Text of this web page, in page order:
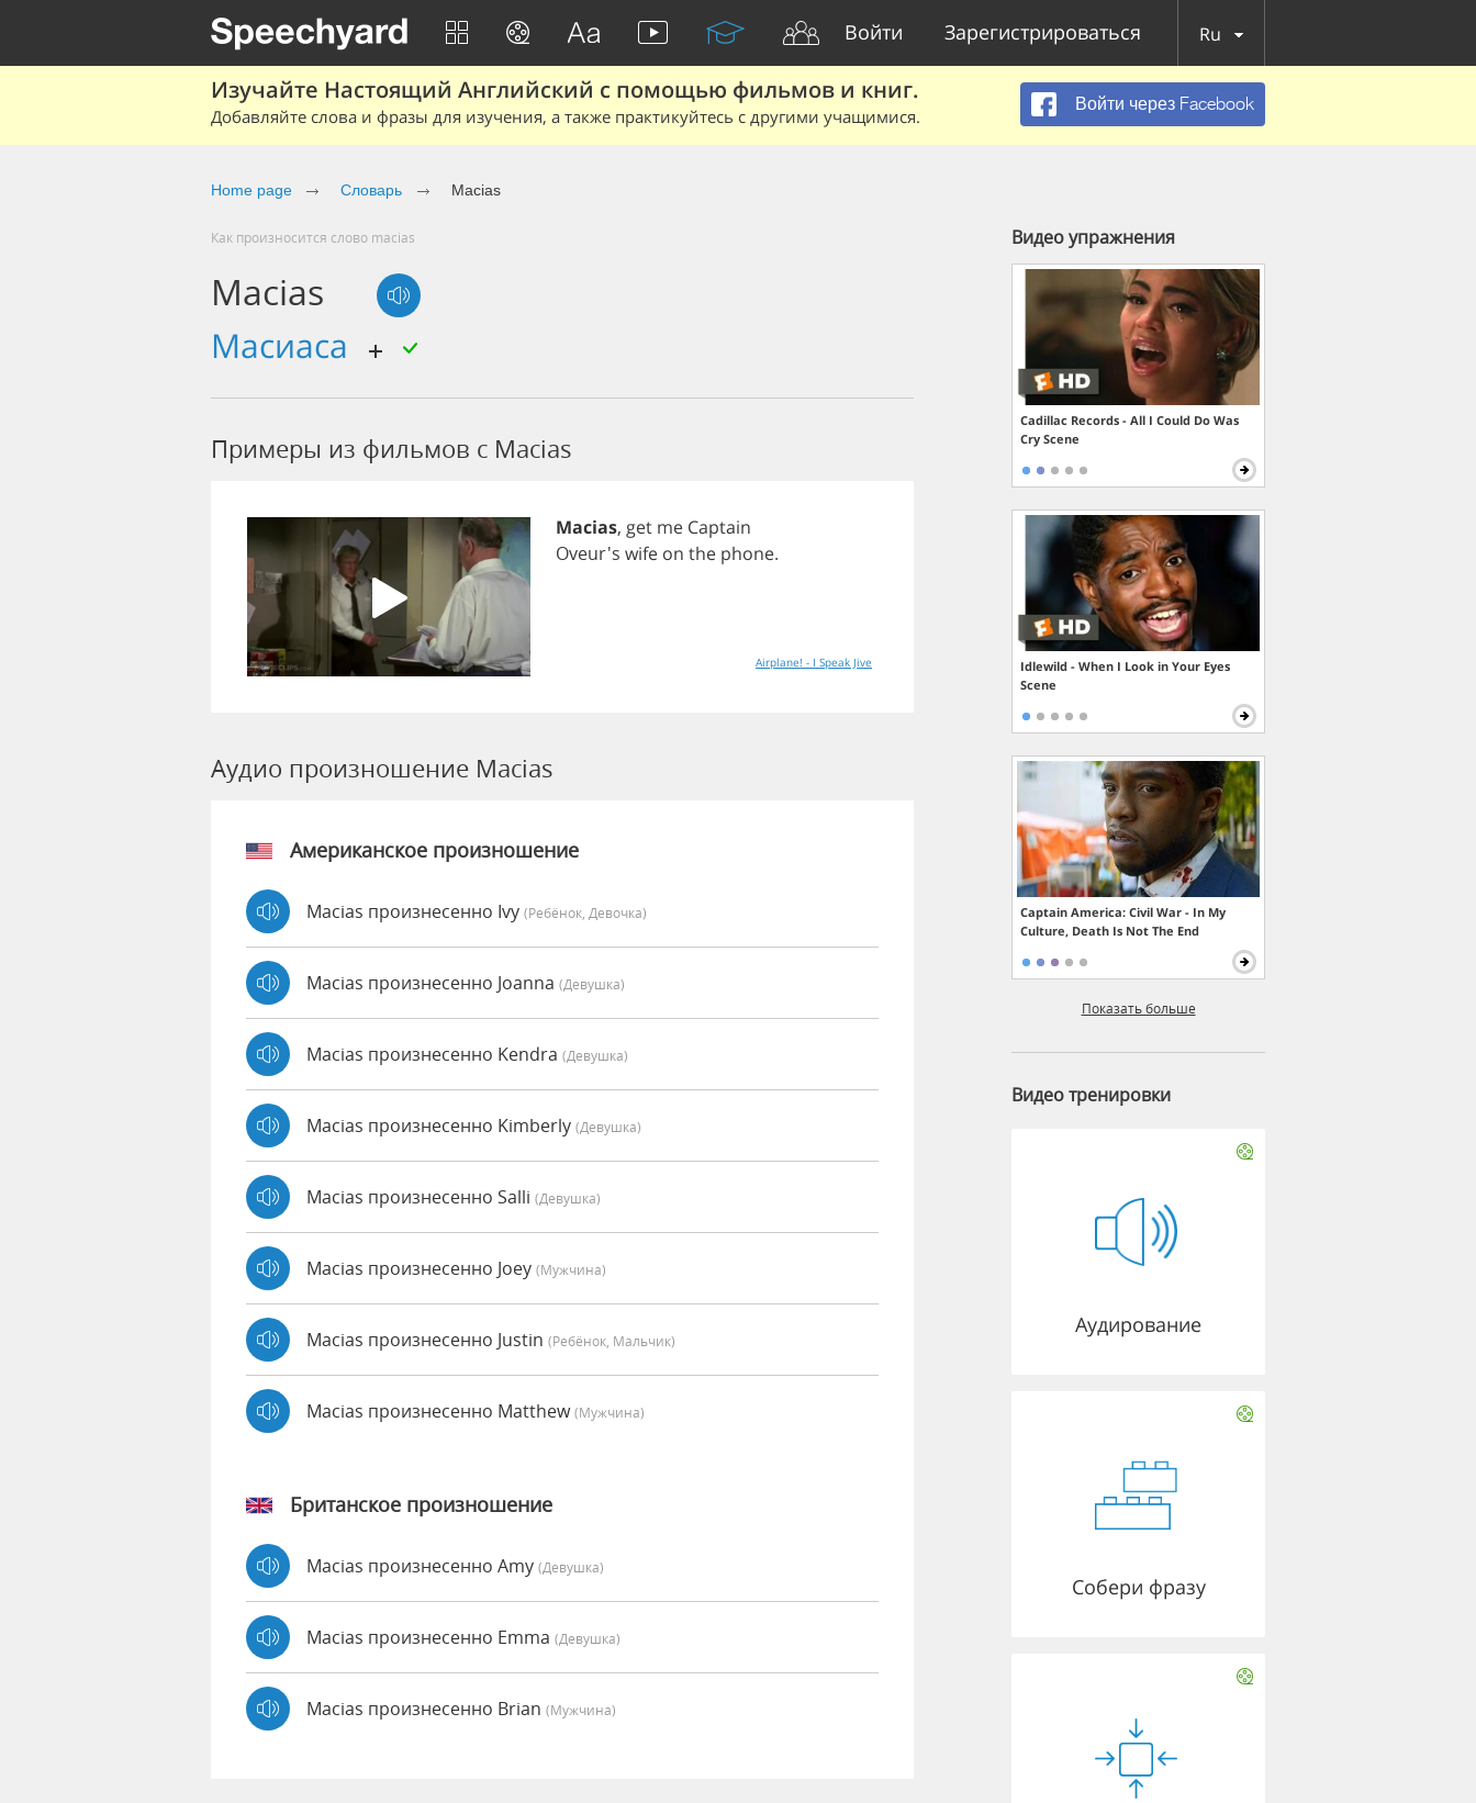
Войти Зарегистрироваться Ru
Изучайте Настоящий Английский с помощью фильмов и книг.
Добавляйте слова и фразы для изучения, а также практикуйтесь с другими учащимися.
Войти через Facebook
Home page Словарь Macias
Как произносится слово macias
Macias
масиаса
Примеры из фильмов c Macias
Macias, get me Captain
Oveur's wife on the phone.
Airplane! - I Speak Jive
Аудио произношение Macias
Американское произношение
Macias произнесенно Ivy (Ребёнок, Девочка)
Macias произнесенно Joanna (девушка)
Macias произнесенно Kendra (девушка)
Macias произнесенно Kimberly (девушка)
Macias произнесенно Salli (девушка)
Macias произнесенно Joey (мужчина)
Macias произнесенно Justin (Ребёнок, Мальчик)
Macias произнесенно Matthew(мужчина)
Британское произношение
Macias произнесенно Amy (девушка)
Macias произнесенно Emma (девушка)
Macias произнесенно Brian (мужчина)
Видео упражнения
Cadillac Records - All I Could Do Was
Cry Scene
Idlewild - When I Look in Your Eyes
Scene
Captain America: Civil War - In My
Culture, Death Is Not The End
Показать больше
Видео тренировки
Аудирование
Собери фразу